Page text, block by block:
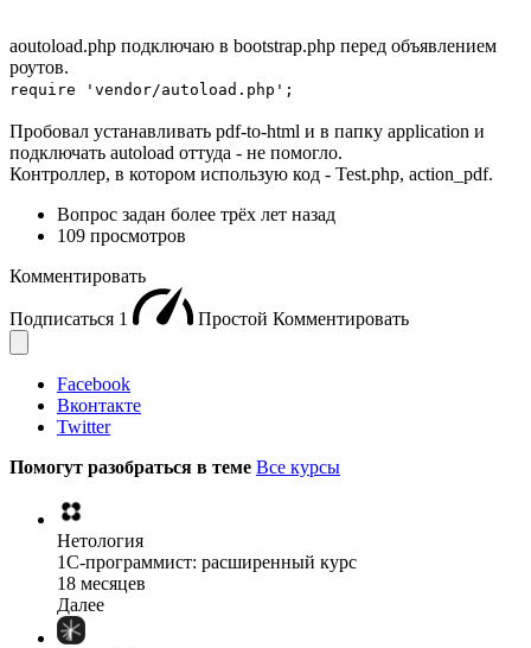
aoutoload.php подключаю в bootstrap.php перед объявлением
роутов.
require 'vendor/autoload.php';
Пробовал устанавливать pdf-to-html и в папку application и
подключать autoload оттуда - не помогло.
Контроллер, в котором использую код - Test.php, action_pdf.
Вопрос задан более трёх лет назад
109 просмотров
Комментировать
Подписаться 1 Простой Комментировать
Facebook
Вконтакте
Twitter
Помогут разобраться в теме Все курсы
Нетология
1C-программист: расширенный курс
18 месяцев
Далее